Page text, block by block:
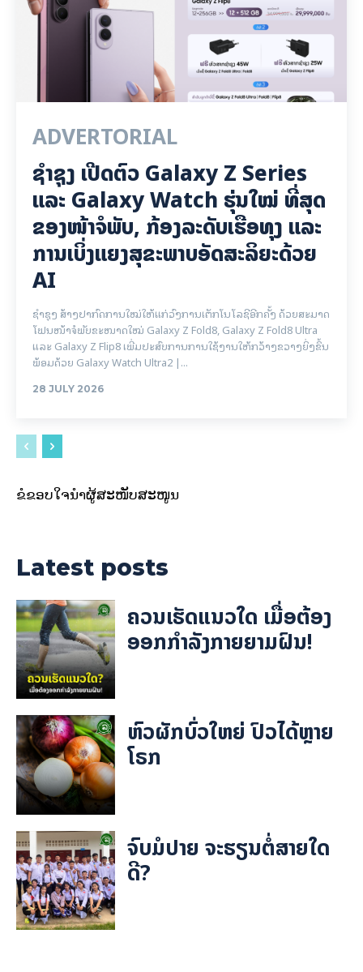
ADVERTORIAL
ຊຳຊຸງ ເປີດຕົວ Galaxy Z Series
ແລະ Galaxy Watch ຮຸ່ນໃໝ່ ທີ່ສຸດ
ຂອງໜ້າຈໍພັບ, ກ້ອງລະດັບເຮືອທຸງ ແລະ
ການເບິ່ງແຍງສຸຂະພາບອັດສະລິຍະດ້ວຍ
AI
ຊຳຊຸງ ສ້າງປາກົດການໃໝ່ໃຫ້ແກ່ວົງການເຕັກໂນໂລຊີອີກຄັ້ງ ດ້ວຍສະມາດ
ໂຟນໜ້າຈໍພັບຂະໜາດໃໝ່ Galaxy Z Fold8, Galaxy Z Fold8 Ultra
ແລະ Galaxy Z Flip8 ເພີ່ມປະສົບການການໃຊ້ງານໃຫ້ກວ້າງຂວາງຍິ່ງຂຶ້ນ
ພ້ອມດ້ວຍ Galaxy Watch Ultra2 |...
28 JULY 2026
ຂໍຂອບໃຈນຳຜູ້ສະໜັບສະໜູນ
Latest posts
ຄວນເຮັດແນວໃດ ເມື່ອຕ້ອງ
ອອກກຳລັງກາຍຍາມຝົນ!
ຫົວຜັກບົ່ວໃຫຍ່ ປົວໄດ້ຫຼາຍ
ໂຣກ
ຈົບມໍປາຍ ຈະຮຽນຕໍ່ສາຍໃດ
ດີ?